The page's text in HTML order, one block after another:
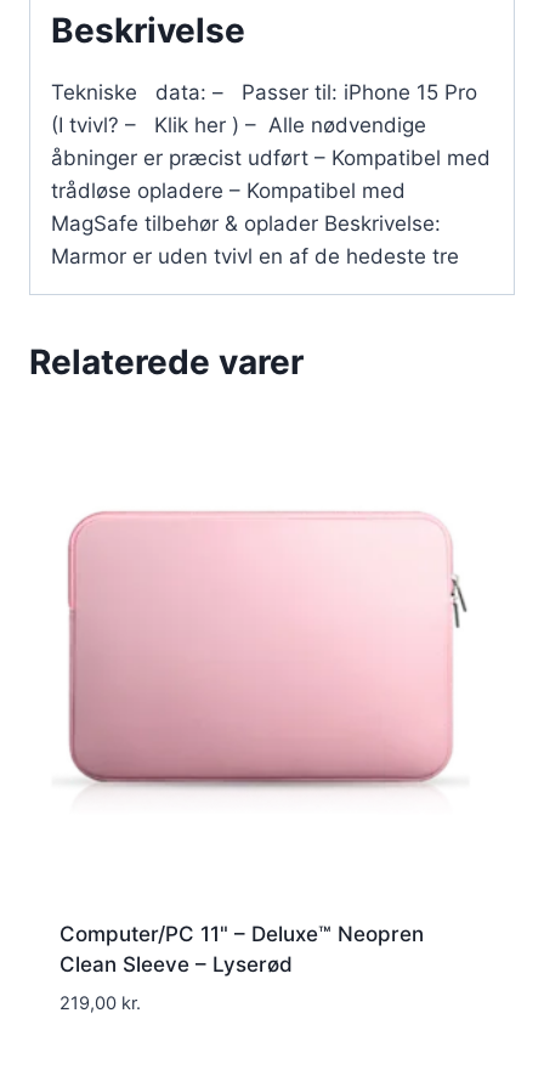
Beskrivelse
Tekniske data: – Passer til: iPhone 15 Pro
(I tvivl? – Klik her ) – Alle nødvendige
åbninger er præcist udført – Kompatibel med
trådløse opladere – Kompatibel med
MagSafe tilbehør & oplader Beskrivelse:
Marmor er uden tvivl en af de hedeste tre
Relaterede varer
Computer/PC 11" – Deluxe™ Neopren
Clean Sleeve – Lyserød
219,00 kr.